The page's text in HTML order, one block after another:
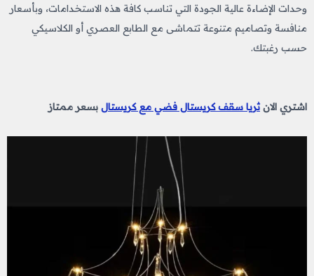
وحدات الإضاءة عالية الجودة التي تناسب كافة هذه الاستخدامات، وبأسعار
منافسة وتصاميم متنوعة تتماشى مع الطابع العصري أو الكلاسيكي
حسب رغبتك.
اشتري الان ثريا سقف كريستال فضي مع كريستال بسعر ممتاز